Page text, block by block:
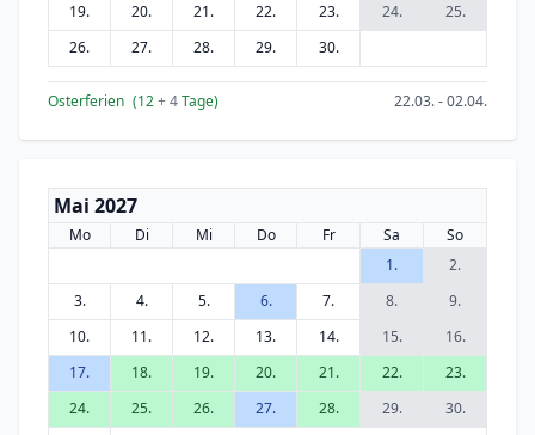
19.
20. 21. 22. 23. 24.
25.
26.
27. 28. 29. 30.
Osterferien (12+ 4Tage) 22.03. - 02.04.
Mai 2027
Mo Di Mi Do Fr Sa
So
1.
2.
3.
4. 5. 6. 7. 8.
9.
10.
11. 12. 13. 14. 15.
16.
17.
18. 19. 20. 21. 22.
23.
24.
25. 26. 27. 28. 29.
30.